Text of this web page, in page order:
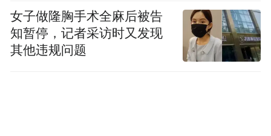
女子做隆胸手术全麻后被告
知暂停，记者采访时又发现
其他违规问题